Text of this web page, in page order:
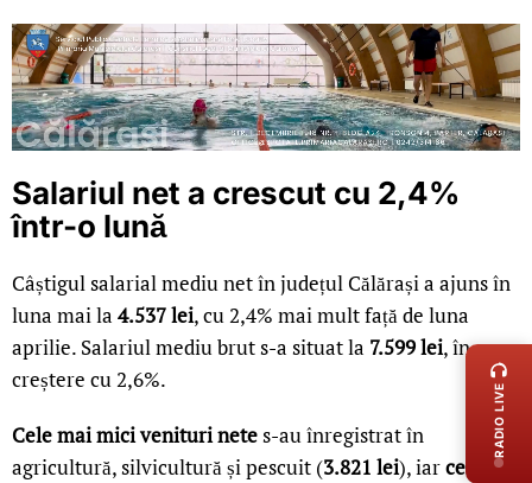
Salariul net a crescut cu 2,4%
într-o lună
Câștigul salarial mediu net în județul Călărași a ajuns în
luna mai la 4.537 lei, cu 2,4% mai mult față de luna
aprilie. Salariul mediu brut s-a situat la 7.599 lei, în
creștere cu 2,6%.
Cele mai mici venituri netes-au înregistrat în
agricultură, silvicultură și pescuit (3.821 lei), iarcele
RADIO LIVE